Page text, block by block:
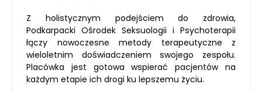
Z holistycznym podejściem do zdrowia,
Podkarpacki Ośrodek Seksuologii i Psychoterapii
łączy nowoczesne metody terapeutyczne z
wieloletnim doświadczeniem swojego zespołu.
Placówka jest gotowa wspierać pacjentów na
każdym etapie ich drogi ku lepszemu życiu.